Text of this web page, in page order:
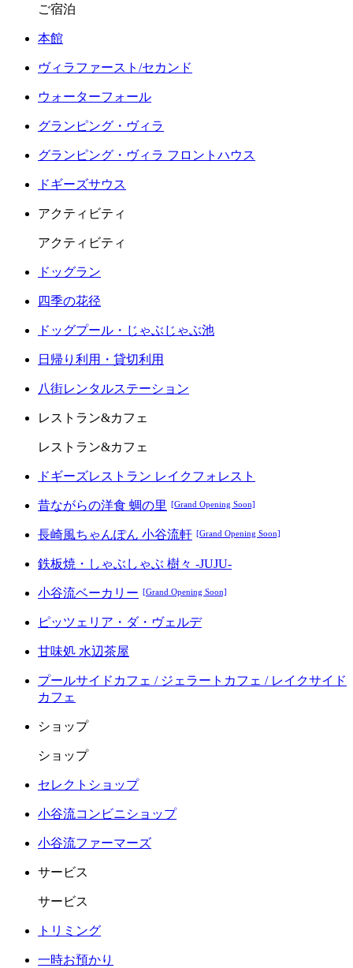
ご宿泊
本館
ヴィラファースト/セカンド
ウォーターフォール
グランピング・ヴィラ
グランピング・ヴィラ フロントハウス
ドギーズサウス
アクティビティ
アクティビティ
ドッグラン
四季の花径
ドッグプール・じゃぶじゃぶ池
日帰り利用・貸切利用
八街レンタルステーション
レストラン&カフェ
レストラン&カフェ
ドギーズレストラン レイクフォレスト
昔ながらの洋食 蜩の里 [Grand Opening Soon]
長崎風ちゃんぽん 小谷流軒 [Grand Opening Soon]
鉄板焼・しゃぶしゃぶ 樹々 -JUJU-
小谷流ベーカリー [Grand Opening Soon]
ピッツェリア・ダ・ヴェルデ
甘味処 水辺茶屋
プールサイドカフェ / ジェラートカフェ / レイクサイド
カフェ
ショップ
ショップ
セレクトショップ
小谷流コンビニショップ
小谷流ファーマーズ
サービス
サービス
トリミング
一時お預かり